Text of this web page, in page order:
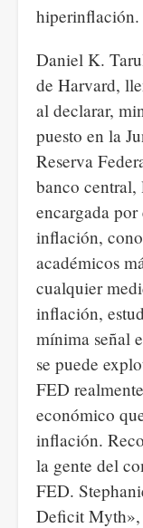
hiperinflación.
Daniel K.
de Harvard,
al declarar,
puesto en la
Reserva
banco
encargada
inflación,
académicos
cualquier
inflación,
mínima señal
se puede
FED
económico
inflación.
la gente del
FED.
Deficit Myth»,